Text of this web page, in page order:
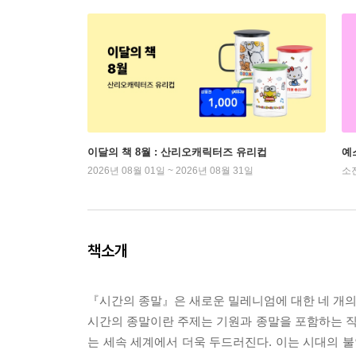
이달의 책 8월 : 산리오캐릭터즈 유리컵
2026년 08월 01일 ~ 2026년 08월 31일
예
소
책소개
『시간의 종말』은 새로운 밀레니엄에 대한 네
시간의 종말이란 주제는 기원과 종말을 포함하는
는 세속 세계에서 더욱 두드러진다. 이는 시대의